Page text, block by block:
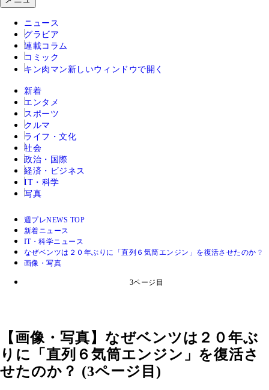
ニュース
グラビア
連載コラム
コミック
キン肉マン 新しいウィンドウで開く
新着
エンタメ
スポーツ
クルマ
ライフ・文化
社会
政治・国際
経済・ビジネス
IT・科学
写真
週プレNEWS TOP
新着ニュース
IT・科学ニュース
なぜベンツは２０年ぶりに「直列６気筒エンジン」を復活させたのか？
画像・写真
3ページ目
【画像・写真】なぜベンツは２０年ぶ
りに「直列６気筒エンジン」を復活さ
せたのか？ (3ページ目)